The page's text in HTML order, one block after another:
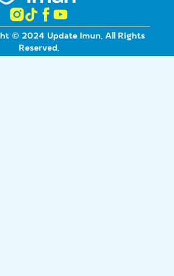
© 2024 Update Imun. All Rights
Reserved.